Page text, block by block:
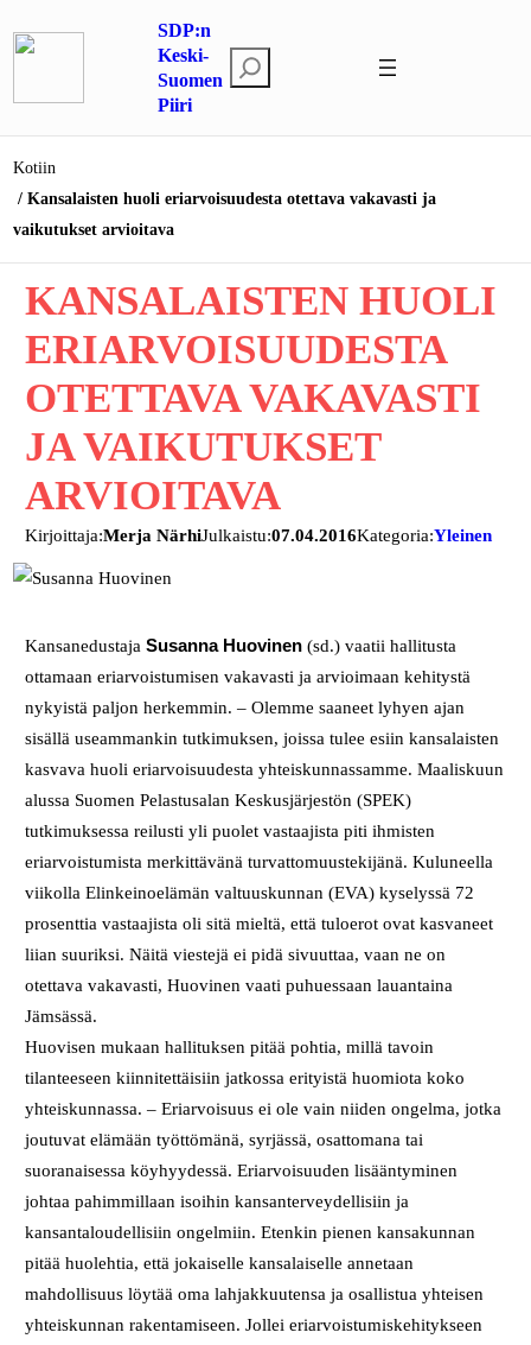
sisältöön
SDP:n
Keski-
Suomen
Piiri
t
Kotiin
Kansalaisten huoli eriarvoisuudesta otettava vakavasti ja
vaikutukset arvioitava
KANSALAISTEN HUOLI
ERIARVOISUUDESTA
OTETTAVA VAKAVASTI
JA VAIKUTUKSET
ARVIOITAVA
Kirjoittaja:Merja NärhiJulkaistu:07.04.2016Kategoria:Yleinen
KansanedustajaSusanna Huovinen (sd.) vaatii hallitusta
ottamaan eriarvoistumisen vakavasti ja arvioimaan kehitystä
nykyistä paljon herkemmin. – Olemme saaneet lyhyen ajan
sisällä useammankin tutkimuksen, joissa tulee esiin kansalaisten
kasvava huoli eriarvoisuudesta yhteiskunnassamme. Maaliskuun
alussa Suomen Pelastusalan Keskusjärjestön (SPEK)
tutkimuksessa reilusti yli puolet vastaajista piti ihmisten
eriarvoistumista merkittävänä turvattomuustekijänä. Kuluneella
viikolla Elinkeinoelämän valtuuskunnan (EVA) kyselyssä 72
prosenttia vastaajista oli sitä mieltä, että tuloerot ovat kasvaneet
liian suuriksi. Näitä viestejä ei pidä sivuuttaa, vaan ne on
otettava vakavasti, Huovinen vaati puhuessaan lauantaina
Jämsässä.
Huovisen mukaan hallituksen pitää pohtia, millä tavoin
tilanteeseen kiinnitettäisiin jatkossa erityistä huomiota koko
yhteiskunnassa. – Eriarvoisuus ei ole vain niiden ongelma, jotka
joutuvat elämään työttömänä, syrjässä, osattomana tai
suoranaisessa köyhyydessä. Eriarvoisuuden lisääntyminen
johtaa pahimmillaan isoihin kansanterveydellisiin ja
kansantaloudellisiin ongelmiin. Etenkin pienen kansakunnan
pitää huolehtia, että jokaiselle kansalaiselle annetaan
mahdollisuus löytää oma lahjakkuutensa ja osallistua yhteisen
yhteiskunnan rakentamiseen. Jollei eriarvoistumiskehitykseen